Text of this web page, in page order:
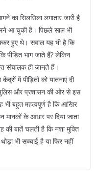
का सिलसिला लगातार जारी है
आ चुकी है। पिछले साल भी
हुए थे। सवाल यह भी है कि
पीड़ित भाग जाते हैं? लेकिन
संचालक ही जानते हैं।
में पीड़ितों को यातनाएं दी
और प्रशासन की ओर से इस
भी बहुत महत्वपूर्ण है कि आखिर
के आधार पर दिया जाता
की बातें चलती है कि नशा मुक्ति
भी सच्चाई है या फिर नहीं